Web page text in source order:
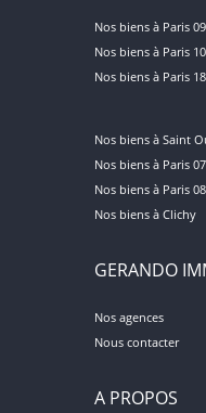
Nos biens à Paris
Nos biens à Paris
Nos biens à Paris
Nos biens à Saint
Nos biens à Paris
Nos biens à Paris
Nos biens à Clichy
GERANDO
Nos agences
Nous contacter
A PROPOS